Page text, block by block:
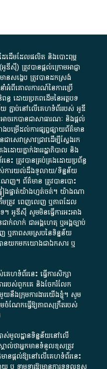
ៃ​ដើម​ដែល​ផលិត​ និង​បោះពុម្ព​
ស៊ី)​ ត្រូវ​បាន​ផ្តល់​ក្រោម​អាជ្ញា
ន​សង្ខេប​ ត្រូវ​បាន​ដកស្រង់​
អំពី​គោលការណ៍​នៃ​ការ​ប្រើ
ន្ធ ដោយ​ប្រភពដើម​នៃ​​អត្ថបទ
យ ​ភ្ជាប់​នៅ​លើ​គេហទំព័រ​របស់​ អូ​ឌី​
ច​រក​បានជា​សាធារណៈ​ និង​ផ្តល់​
រើ​ដល់ការ​ផ្សព្វផ្សាយ​ព័ត៌មាន​
េវា​ស្រាវជ្រាវ​ដើម្បី​ស្វែងរក
ោយ​ភ្នាក់ងារ​រដ្ឋាភិបាល​ និង
េះ​ ត្រូវ​បាន​គ្រប់គ្រង​ដោយ​ប្រព័ន្ធ​
ស់​ការ​យល់​ដឹង​ទូលាយ​/​ទិន្នន័យ​
ញ​។​ ព័ត៌មាន​ ត្រូវ​បាន​បោះ
ៀងផ្ទាត់​យ៉ាង​ហ្មត់ចត់​។​ យ៉ាងណា​
មត្រូវ​ ពេញលេញ​ ឬ​ភាព​ដែល​
។​ អូ​ឌី​ស៊ី​ សូម​មិន​ធ្វើការ​អះអាង​
ាក់លាក់​ ជា​អង្គហេតុ​ ឬ​អង្គច្បាប់​
ឬ​ភាព​សម​ស្រប​នៃ​ទិន្នន័យ​
ាន​យក​មក​យោង​ជា​ឯកសារ​ ឬ​
ហទំព័រនេះ ធ្វើការសិក្សា
ារ​របស់ពួកគេ និងចែករំលែក
យនឹងក្រុមការងារយើងខ្ញុំ។ សូម
ចំណែកធ្វើឱ្យភាពសុក្រឹតរបស់
ាស់មូលដ្ឋានទិន្នន័យនៅលើ
ាល់ថាអ្នកមានទំនួលខុសត្រូវ
ានផ្តល់ឱ្យនៅលើគេហទំព័រនេះ